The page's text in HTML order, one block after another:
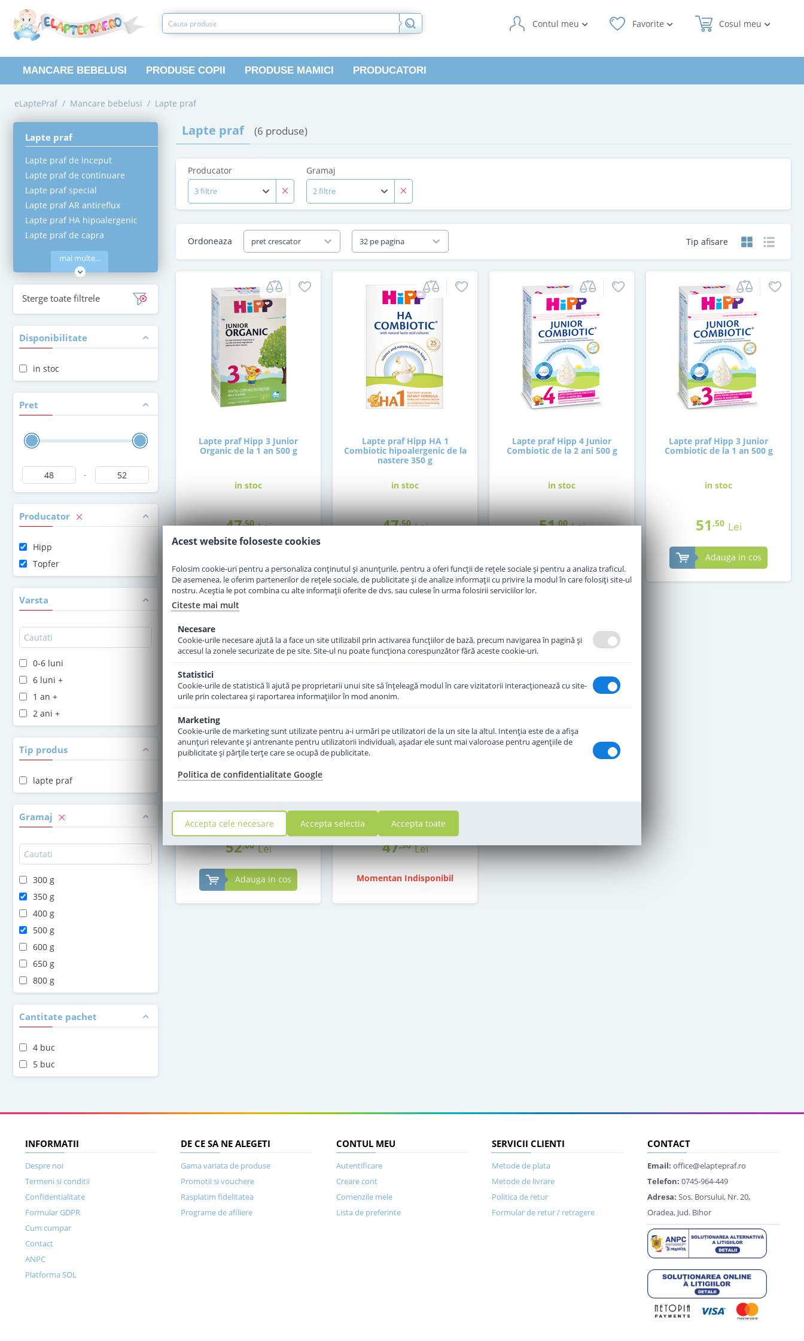
Cosul meu
Favorite
Contul meu
MANCARE BEBELUSI PRODUSE COPII PRODUSE MAMICI PRODUCATORI
eLaptePraf / Mancare bebelusi / Lapte praf
Lapte praf
Lapte praf de inceput
Lapte praf de continuare
Lapte praf special
Lapte praf AR antireflux
Lapte praf HA hipoalergenic
Lapte praf de capra
mai multe...
Sterge toate filtrele
Disponibilitate
in stoc
Pret
-
Producator
Hipp
Topfer
Varsta
0-6 luni
6 luni +
1 an +
2 ani +
Tip produs
lapte praf
Gramaj
300 g
350 g
400 g
500 g
600 g
650 g
800 g
Cantitate pachet
4 buc
5 buc
Lapte praf (6 produse)
Producator
3 filtre
Gramaj
2 filtre
Tip afisare
Ordoneaza pret crescator 32 pe pagina
Lapte praf Hipp 3 Junior
Organic de la 1 an 500 g
in stoc
47,50 Lei
Lapte praf Hipp HA 1
Combiotic hipoalergenic de la
nastere 350 g
in stoc
47,50 Lei
Lapte praf Hipp 4 Junior
Combiotic de la 2 ani 500 g
in stoc
51,00 Lei
Lapte praf Hipp 3 Junior
Combiotic de la 1 an 500 g
in stoc
51 ,50 Lei
Adauga in cos
2 recenzii
Kinder Bio de la 1 an 500 g
PRP:58 ,00 Lei
52,00 Lei
Adauga in cos
47,50 Lei
Momentan Indisponibil
INFORMATII
Despre noi
Termeni si conditii
Confidentialitate
Formular GDPR
Cum cumpar
Contact
ANPC
Platforma SOL
DE CE SA NE ALEGETI
Gama variata de produse
Promotii si vouchere
Rasplatim fidelitatea
Programe de afiliere
CONTUL MEU
Autentificare
Creare cont
Comenzile mele
Lista de preferinte
SERVICII CLIENTI
Metode de plata
Metode de livrare
Politica de retur
Formular de retur / retragere
CONTACT
Email: office@elaptepraf.ro
Telefon: 0745-964-449
Adresa: Sos. Borsului, Nr. 20,
Oradea, Jud. Bihor
Acest website foloseste cookies
Folosim cookie-uri pentru a personaliza conținutul și anunțurile, pentru a oferi funcții de rețele sociale și pentru a analiza traficul.
De asemenea, le oferim partenerilor de rețele sociale, de publicitate și de analize informații cu privire la modul în care folosiți site-ul
nostru. Aceștia le pot combina cu alte informații oferite de dvs. sau culese în urma folosirii serviciilor lor.
Citeste mai mult
Necesare
Cookie-urile necesare ajută la a face un site utilizabil prin activarea funcţiilor de bază, precum navigarea în pagină şi
accesul la zonele securizate de pe site. Site-ul nu poate funcţiona corespunzător fără aceste cookie-uri.
Statistici
Cookie-urile de statistică îi ajută pe proprietarii unui site să înţeleagă modul în care vizitatorii interacţionează cu site-
urile prin colectarea şi raportarea informaţiilor în mod anonim.
Marketing
Cookie-urile de marketing sunt utilizate pentru a-i urmări pe utilizatori de la un site la altul. Intenţia este de a afişa
anunţuri relevante şi antrenante pentru utilizatorii individuali, aşadar ele sunt mai valoroase pentru agenţiile de
puiblicitate şi părţile terţe care se ocupă de publicitate.
Politica de confidentialitate Google
Accepta cele necesare Accepta selectia Accepta toate